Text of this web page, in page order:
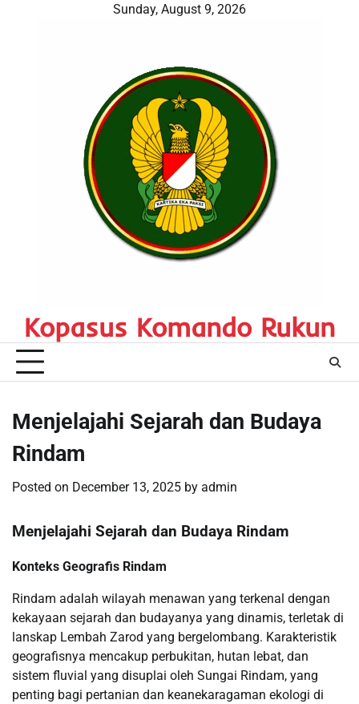
Sunday, August 9, 2026
Kopasus Komando Rukun
Menjelajahi Sejarah dan Budaya
Rindam
Posted on December 13, 2025 by admin
Menjelajahi Sejarah dan Budaya Rindam
Konteks Geografis Rindam
Rindam adalah wilayah menawan yang terkenal dengan
kekayaan sejarah dan budayanya yang dinamis, terletak di
lanskap Lembah Zarod yang bergelombang. Karakteristik
geografisnya mencakup perbukitan, hutan lebat, dan
sistem fluvial yang disuplai oleh Sungai Rindam, yang
penting bagi pertanian dan keanekaragaman ekologi di